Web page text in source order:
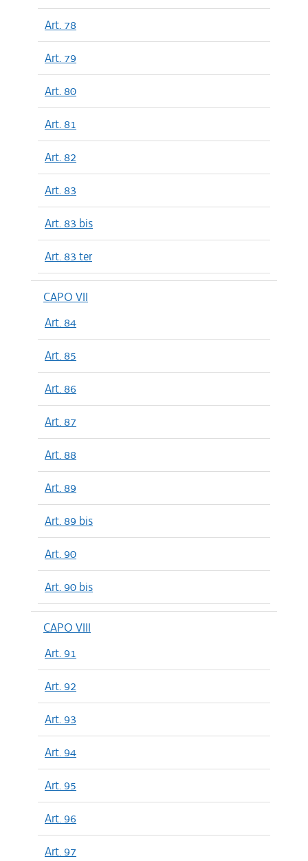
Art. 78
Art. 79
Art. 80
Art. 81
Art. 82
Art. 83
Art. 83 bis
Art. 83 ter
CAPO VII
Art. 84
Art. 85
Art. 86
Art. 87
Art. 88
Art. 89
Art. 89 bis
Art. 90
Art. 90 bis
CAPO VIII
Art. 91
Art. 92
Art. 93
Art. 94
Art. 95
Art. 96
Art. 97